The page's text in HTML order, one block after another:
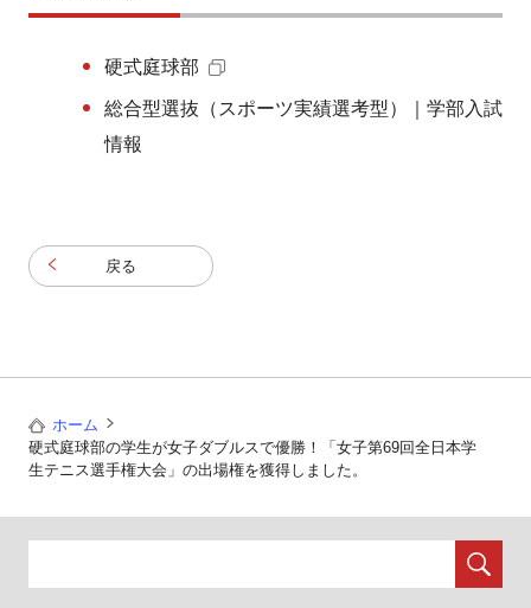
硬式庭球部
総合型選抜（スポーツ実績選考型）｜学部入試
情報
戻る
ホーム
硬式庭球部の学生が女子ダブルスで優勝！「女子第69回全日本学
生テニス選手権大会」の出場権を獲得しました。